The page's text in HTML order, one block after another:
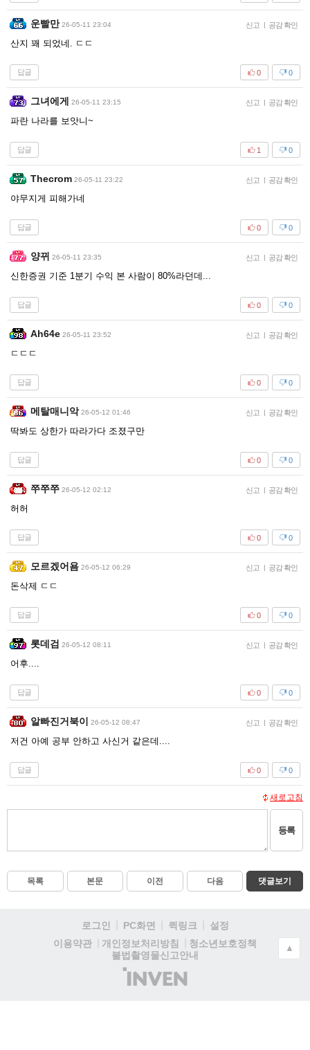
운빨만 26-05-11 23:04 신고 | 공감 확인
산지 꽤 되었네. ㄷㄷ
답글 0
0
그녀에게 26-05-11 23:15 신고 | 공감 확인
파란 나라를 보앗니~
답글 0
1
Thecrom 26-05-11 23:22 신고 | 공감 확인
야무지게 피해가네
답글 0
0
양뀌 26-05-11 23:35 신고 | 공감 확인
신한증권 기준 1분기 수익 본 사람이 80%라던데...
답글 0
0
Ah64e 26-05-11 23:52 신고 | 공감 확인
ㄷㄷㄷ
답글 0
0
메탈매니악 26-05-12 01:46 신고 | 공감 확인
딱봐도 상한가 따라가다 조졌구만
답글 0
0
쭈쭈쭈 26-05-12 02:12 신고 | 공감 확인
허허
답글 0
0
모르겠어욤 26-05-12 06:29 신고 | 공감 확인
돈삭제 ㄷㄷ
답글 0
0
롯데검 26-05-12 08:11 신고 | 공감 확인
어후....
답글 0
0
알빠진거북이 26-05-12 08:47 신고 | 공감 확인
저건 아예 공부 안하고 사신거 같은데....
답글 0
0
새로고침
등록
목록 본문 이전 다음 댓글보기
로그인 PC화면 퀵링크
설정
이용약관
개인정보처리방침
청소년보호정책
불법촬영물신고안내
(주)
인
▲